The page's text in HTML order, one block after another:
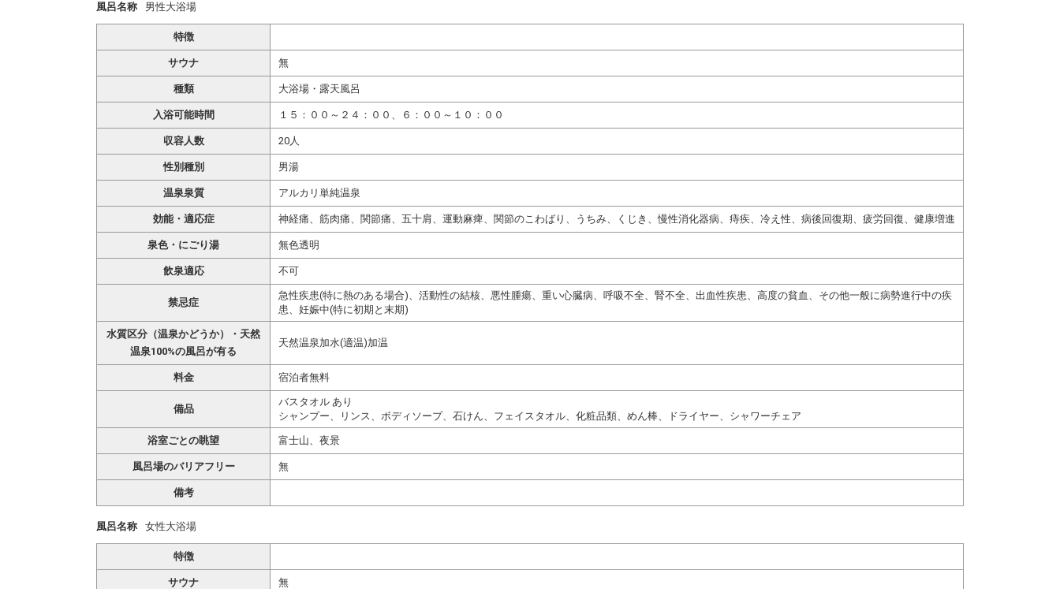
風呂名称 男性大浴場
特徴
サウナ 無
種類 大浴場・露天風呂
入浴可能時間 １５：００～２４：００、６：００～１０：００
収容人数 20人
性別種別 男湯
温泉泉質 アルカリ単純温泉
効能・適応症 神経痛、筋肉痛、関節痛、五十肩、運動麻痺、関節のこわばり、うちみ、くじき、慢性消化器病、痔疾、冷え性、病後回復期、疲労回復、健康増進
泉色・にごり湯 無色透明
飲泉適応 不可
禁忌症
急性疾患(特に熱のある場合)、活動性の結核、悪性腫瘍、重い心臓病、呼吸不全、腎不全、出血性疾患、高度の貧血、その他一般に病勢進行中の疾
患、妊娠中(特に初期と末期)
水質区分（温泉かどうか）・天然
温泉100%の風呂が有る
天然温泉加水(適温)加温
料金 宿泊者無料
備品
バスタオル あり
シャンプー、リンス、ボディソープ、石けん、フェイスタオル、化粧品類、めん棒、ドライヤー、シャワーチェア
浴室ごとの眺望 富士山、夜景
風呂場のバリアフリー 無
備考
風呂名称 女性大浴場
特徴
サウナ 無